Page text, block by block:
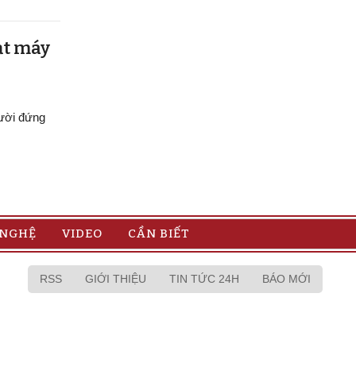
máy
đứng
VIDEO CẦN BIẾT
RSS GIỚI THIỆU TIN TỨC 24H BÁO MỚI